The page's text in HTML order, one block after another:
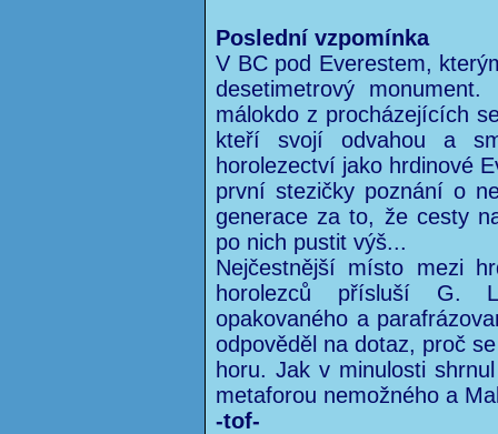
Poslední vzpomínka
V BC pod Everestem,
desetimetrový
málokdo z procházejících
kteří svojí odvahou a
horolezectví jako hrdinové
první stezičky poznání o
generace za to, že cesty
po nich pustit výš...
Nejčestnější místo mezi
horolezců přísluší G.
opakovaného a
odpověděl na dotaz, proč
horu. Jak v minulosti
metaforou nemožného a
-tof-